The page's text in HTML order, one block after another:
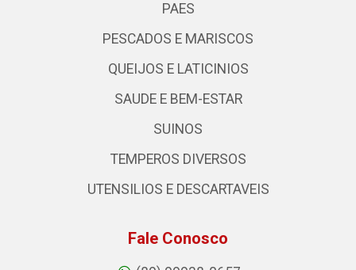
PAES
PESCADOS E MARISCOS
QUEIJOS E LATICINIOS
SAUDE E BEM-ESTAR
SUINOS
TEMPEROS DIVERSOS
UTENSILIOS E DESCARTAVEIS
Fale Conosco